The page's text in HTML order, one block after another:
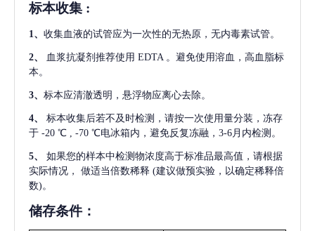
标本收集 :
1、 收集血液的试管应为一次性的无热原，无内毒素试管。
2、 血浆抗凝剂推荐使用 EDTA 。避免使用溶血，高血脂标
本。
3、 标本应清澈透明，悬浮物应离心去除。
4、
标本收集后若不及时检测，请按一次使用量分装，冻存
于 -20 ℃ , -70 ℃电冰箱内，避免反复冻融，3-6月内检测。
5、
如果您的样本中检测物浓度高于标准品最高值，请根据
实际情况，
做适当倍数稀释 (建议做预实验，以确定稀释倍
数)。
储存条件：